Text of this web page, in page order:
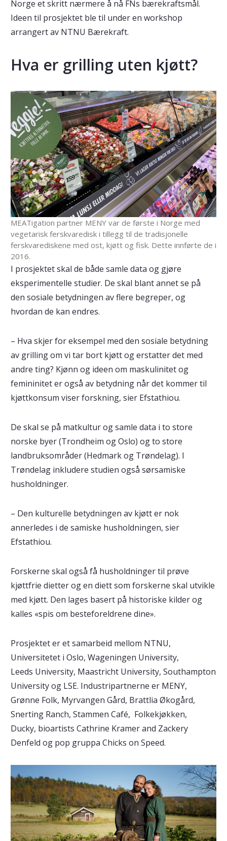
Norge et skritt nærmere å nå FNs bærekraftsmål.
Ideen til prosjektet ble til under en workshop
arrangert av NTNU Bærekraft.
Hva er grilling uten kjøtt?
MEATigation partner MENY var de første i Norge med
vegetarisk ferskvaredisk i tillegg til de tradisjonelle
ferskvarediskene med ost, kjøtt og fisk. Dette innførte de i
2016.
I prosjektet skal de både samle data og gjøre
eksperimentelle studier. De skal blant annet se på
den sosiale betydningen av flere begreper, og
hvordan de kan endres.
– Hva skjer for eksempel med den sosiale betydning
av grilling om vi tar bort kjøtt og erstatter det med
andre ting? Kjønn og ideen om maskulinitet og
femininitet er også av betydning når det kommer til
kjøttkonsum viser forskning, sier Efstathiou.
De skal se på matkultur og samle data i to store
norske byer (Trondheim og Oslo) og to store
landbruksområder (Hedmark og Trøndelag). I
Trøndelag inkludere studien også sørsamiske
husholdninger.
– Den kulturelle betydningen av kjøtt er nok
annerledes i de samiske husholdningen, sier
Efstathiou.
Forskerne skal også få husholdninger til prøve
kjøttfrie dietter og en diett som forskerne skal utvikle
med kjøtt. Den lages basert på historiske kilder og
kalles «spis om besteforeldrene dine».
Prosjektet er et samarbeid mellom NTNU,
Universitetet i Oslo, Wageningen University,
Leeds University, Maastricht University, Southampton
University og LSE. Industripartnerne er MENY,
Grønne Folk, Myrvangen Gård, Brattlia Økogård,
Snerting Ranch, Stammen Café, Folkekjøkken,
Ducky, bioartists Cathrine Kramer and Zackery
Denfeld og pop gruppa Chicks on Speed.